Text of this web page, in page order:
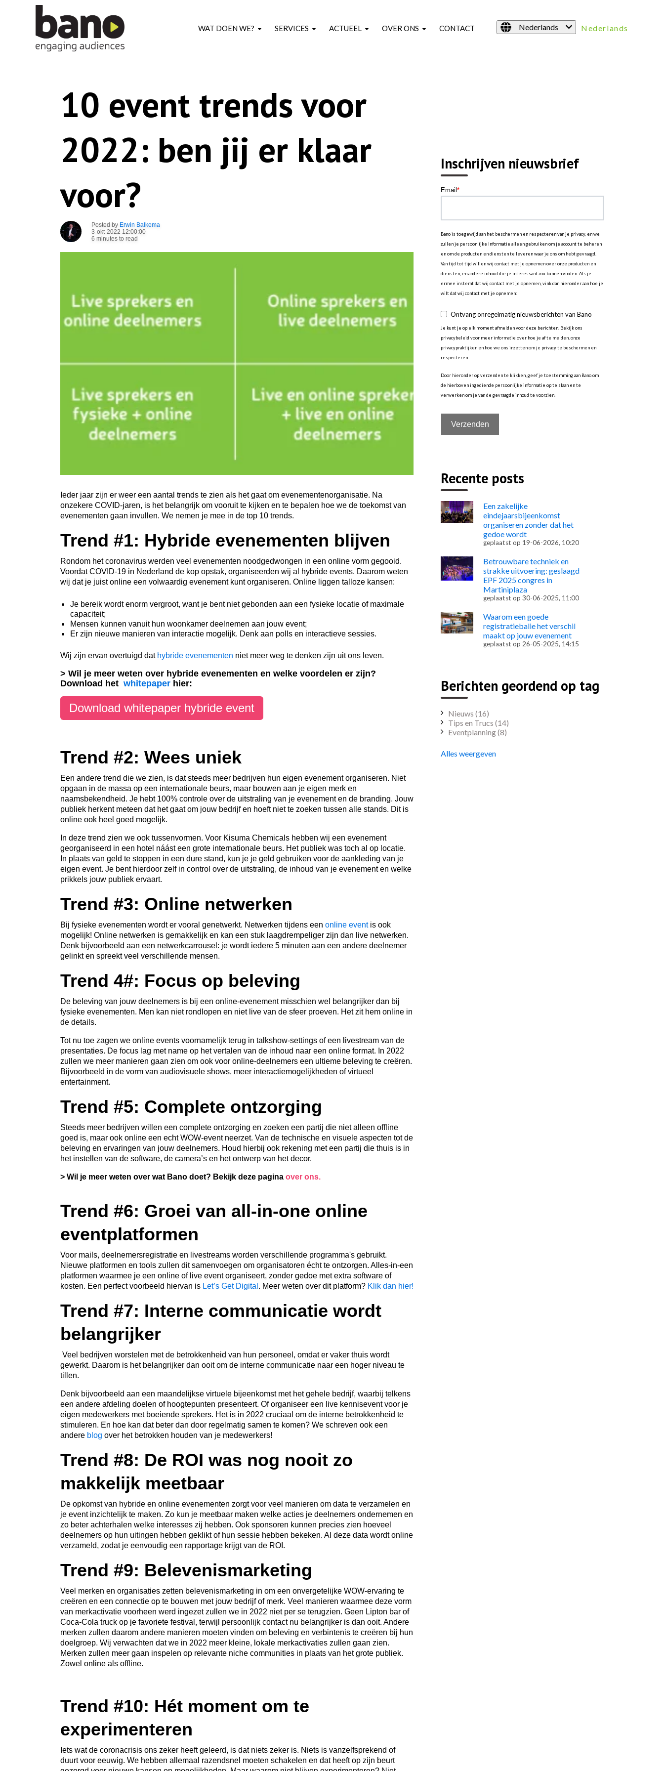
WAT DOEN WE? SERVICES ACTUEEL OVER ONS CONTACT Nederlands Nederlands
10 event trends voor
2022: ben jij er klaar
voor?
Posted by Erwin Balkema
3-okt-2022 12:00:00
6 minutes to read
Ieder jaar zijn er weer een aantal trends te zien als het gaat om evenementenorganisatie. Na
onzekere COVID-jaren, is het belangrijk om vooruit te kijken en te bepalen hoe we de toekomst van
evenementen gaan invullen. We nemen je mee in de top 10 trends.
Trend #1: Hybride evenementen blijven
Rondom het coronavirus werden veel evenementen noodgedwongen in een online vorm gegooid.
Voordat COVID-19 in Nederland de kop opstak, organiseerden wij al hybride events. Daarom weten
wij dat je juist online een volwaardig evenement kunt organiseren. Online liggen talloze kansen:
Je bereik wordt enorm vergroot, want je bent niet gebonden aan een fysieke locatie of maximale
capaciteit;
Mensen kunnen vanuit hun woonkamer deelnemen aan jouw event;
Er zijn nieuwe manieren van interactie mogelijk. Denk aan polls en interactieve sessies.
Wij zijn ervan overtuigd dat hybride evenementen niet meer weg te denken zijn uit ons leven.
> Wil je meer weten over hybride evenementen en welke voordelen er zijn?
Download het whitepaper hier:
Download whitepaper hybride event
Trend #2: Wees uniek
Een andere trend die we zien, is dat steeds meer bedrijven hun eigen evenement organiseren. Niet
opgaan in de massa op een internationale beurs, maar bouwen aan je eigen merk en
naamsbekendheid. Je hebt 100% controle over de uitstraling van je evenement en de branding. Jouw
publiek herkent meteen dat het gaat om jouw bedrijf en hoeft niet te zoeken tussen alle stands. Dit is
online ook heel goed mogelijk.
In deze trend zien we ook tussenvormen. Voor Kisuma Chemicals hebben wij een evenement
georganiseerd in een hotel náást een grote internationale beurs. Het publiek was toch al op locatie.
In plaats van geld te stoppen in een dure stand, kun je je geld gebruiken voor de aankleding van je
eigen event. Je bent hierdoor zelf in control over de uitstraling, de inhoud van je evenement en welke
prikkels jouw publiek ervaart.
Trend #3: Online netwerken
Bij fysieke evenementen wordt er vooral genetwerkt. Netwerken tijdens een online eventis ook
mogelijk! Online netwerken is gemakkelijk en kan een stuk laagdrempeliger zijn dan live netwerken.
Denk bijvoorbeeld aan een netwerkcarrousel: je wordt iedere 5 minuten aan een andere deelnemer
gelinkt en spreekt veel verschillende mensen.
Trend 4#: Focus op beleving
De beleving van jouw deelnemers is bij een online-evenement misschien wel belangrijker dan bij
fysieke evenementen. Men kan niet rondlopen en niet live van de sfeer proeven. Het zit hem online in
de details.
Tot nu toe zagen we online events voornamelijk terug in talkshow-settings of een livestream van de
presentaties. De focus lag met name op het vertalen van de inhoud naar een online format. In 2022
zullen we meer manieren gaan zien om ook voor online-deelnemers een ultieme beleving te creëren.
Bijvoorbeeld in de vorm van audiovisuele shows, meer interactiemogelijkheden of virtueel
entertainment.
Trend #5: Complete ontzorging
Steeds meer bedrijven willen een complete ontzorging en zoeken een partij die niet alleen offline
goed is, maar ook online een echt WOW-event neerzet. Van de technische en visuele aspecten tot de
beleving en ervaringen van jouw deelnemers. Houd hierbij ook rekening met een partij die thuis is in
het instellen van de software, de camera’s en het ontwerp van het decor.
> Wil je meer weten over wat Bano doet? Bekijk deze pagina over ons.
Trend #6: Groei van all-in-one online
eventplatformen
Voor mails, deelnemersregistratie en livestreams worden verschillende programma's gebruikt.
Nieuwe platformen en tools zullen dit samenvoegen om organisatoren écht te ontzorgen. Alles-in-een
platformen waarmee je een online of live event organiseert, zonder gedoe met extra software of
kosten. Een perfect voorbeeld hiervan is Let’s Get Digital . Meer weten over dit platform? Klik dan hier!
Trend #7: Interne communicatie wordt
belangrijker
Veel bedrijven worstelen met de betrokkenheid van hun personeel, omdat er vaker thuis wordt
gewerkt. Daarom is het belangrijker dan ooit om de interne communicatie naar een hoger niveau te
tillen.
Denk bijvoorbeeld aan een maandelijkse virtuele bijeenkomst met het gehele bedrijf, waarbij telkens
een andere afdeling doelen of hoogtepunten presenteert. Of organiseer een live kennisevent voor je
eigen medewerkers met boeiende sprekers. Het is in 2022 cruciaal om de interne betrokkenheid te
stimuleren. En hoe kan dat beter dan door regelmatig samen te komen? We schreven ook een
andere blog over het betrokken houden van je medewerkers!
Trend #8: De ROI was nog nooit zo
makkelijk meetbaar
De opkomst van hybride en online evenementen zorgt voor veel manieren om data te verzamelen en
je event inzichtelijk te maken. Zo kun je meetbaar maken welke acties je deelnemers ondernemen en
zo beter achterhalen welke interesses zij hebben. Ook sponsoren kunnen precies zien hoeveel
deelnemers op hun uitingen hebben geklikt of hun sessie hebben bekeken. Al deze data wordt online
verzameld, zodat je eenvoudig een rapportage krijgt van de ROI.
Trend #9: Belevenismarketing
Veel merken en organisaties zetten belevenismarketing in om een onvergetelijke WOW-ervaring te
creëren en een connectie op te bouwen met jouw bedrijf of merk. Veel manieren waarmee deze vorm
van merkactivatie voorheen werd ingezet zullen we in 2022 niet per se terugzien. Geen Lipton bar of
Coca-Cola truck op je favoriete festival, terwijl persoonlijk contact nu belangrijker is dan ooit. Andere
merken zullen daarom andere manieren moeten vinden om beleving en verbintenis te creëren bij hun
doelgroep. Wij verwachten dat we in 2022 meer kleine, lokale merkactivaties zullen gaan zien.
Merken zullen meer gaan inspelen op relevante niche communities in plaats van het grote publiek.
Zowel online als offline.
Trend #10: Hét moment om te
experimenteren
Iets wat de coronacrisis ons zeker heeft geleerd, is dat niets zeker is. Niets is vanzelfsprekend of
duurt voor eeuwig. We hebben allemaal razendsnel moeten schakelen en dat heeft op zijn beurt
Inschrijven nieuwsbrief
Email*
Bano is toegewijd aan het beschermen en respecteren van je privacy, en we
zullen je persoonlijke informatie alleen gebruiken om je account te beheren
en om de producten en diensten te leveren waar je ons om hebt gevraagd.
Van tijd tot tijd willen wij contact met je opnemen over onze producten en
diensten, en andere inhoud die je interessant zou kunnen vinden. Als je
ermee instemt dat wij contact met je opnemen, vink dan hieronder aan hoe je
wilt dat wij contact met je opnemen:
Ontvang onregelmatig nieuwsberichten van Bano
Je kunt je op elk moment afmelden voor deze berichten. Bekijk ons
privacybeleid voor meer informatie over hoe je af te melden, onze
privacypraktijken en hoe we ons inzetten om je privacy te beschermen en
respecteren.
Door hieronder op verzenden te klikken, geef je toestemming aan Bano om
de hierboven ingediende persoonlijke informatie op te slaan en te
verwerken om je van de gevraagde inhoud te voorzien.
Recente posts
Een zakelijke
eindejaarsbijeenkomst
organiseren zonder dat het
gedoe wordt
geplaatst op 19-06-2026, 10:20
Betrouwbare techniek en
strakke uitvoering: geslaagd
EPF 2025 congres in
Martiniplaza
geplaatst op 30-06-2025, 11:00
Waarom een goede
registratiebalie het verschil
maakt op jouw evenement
geplaatst op 26-05-2025, 14:15
Berichten geordend op tag
Nieuws (16)
Tips en Trucs (14)
Eventplanning(8)
Alles weergeven